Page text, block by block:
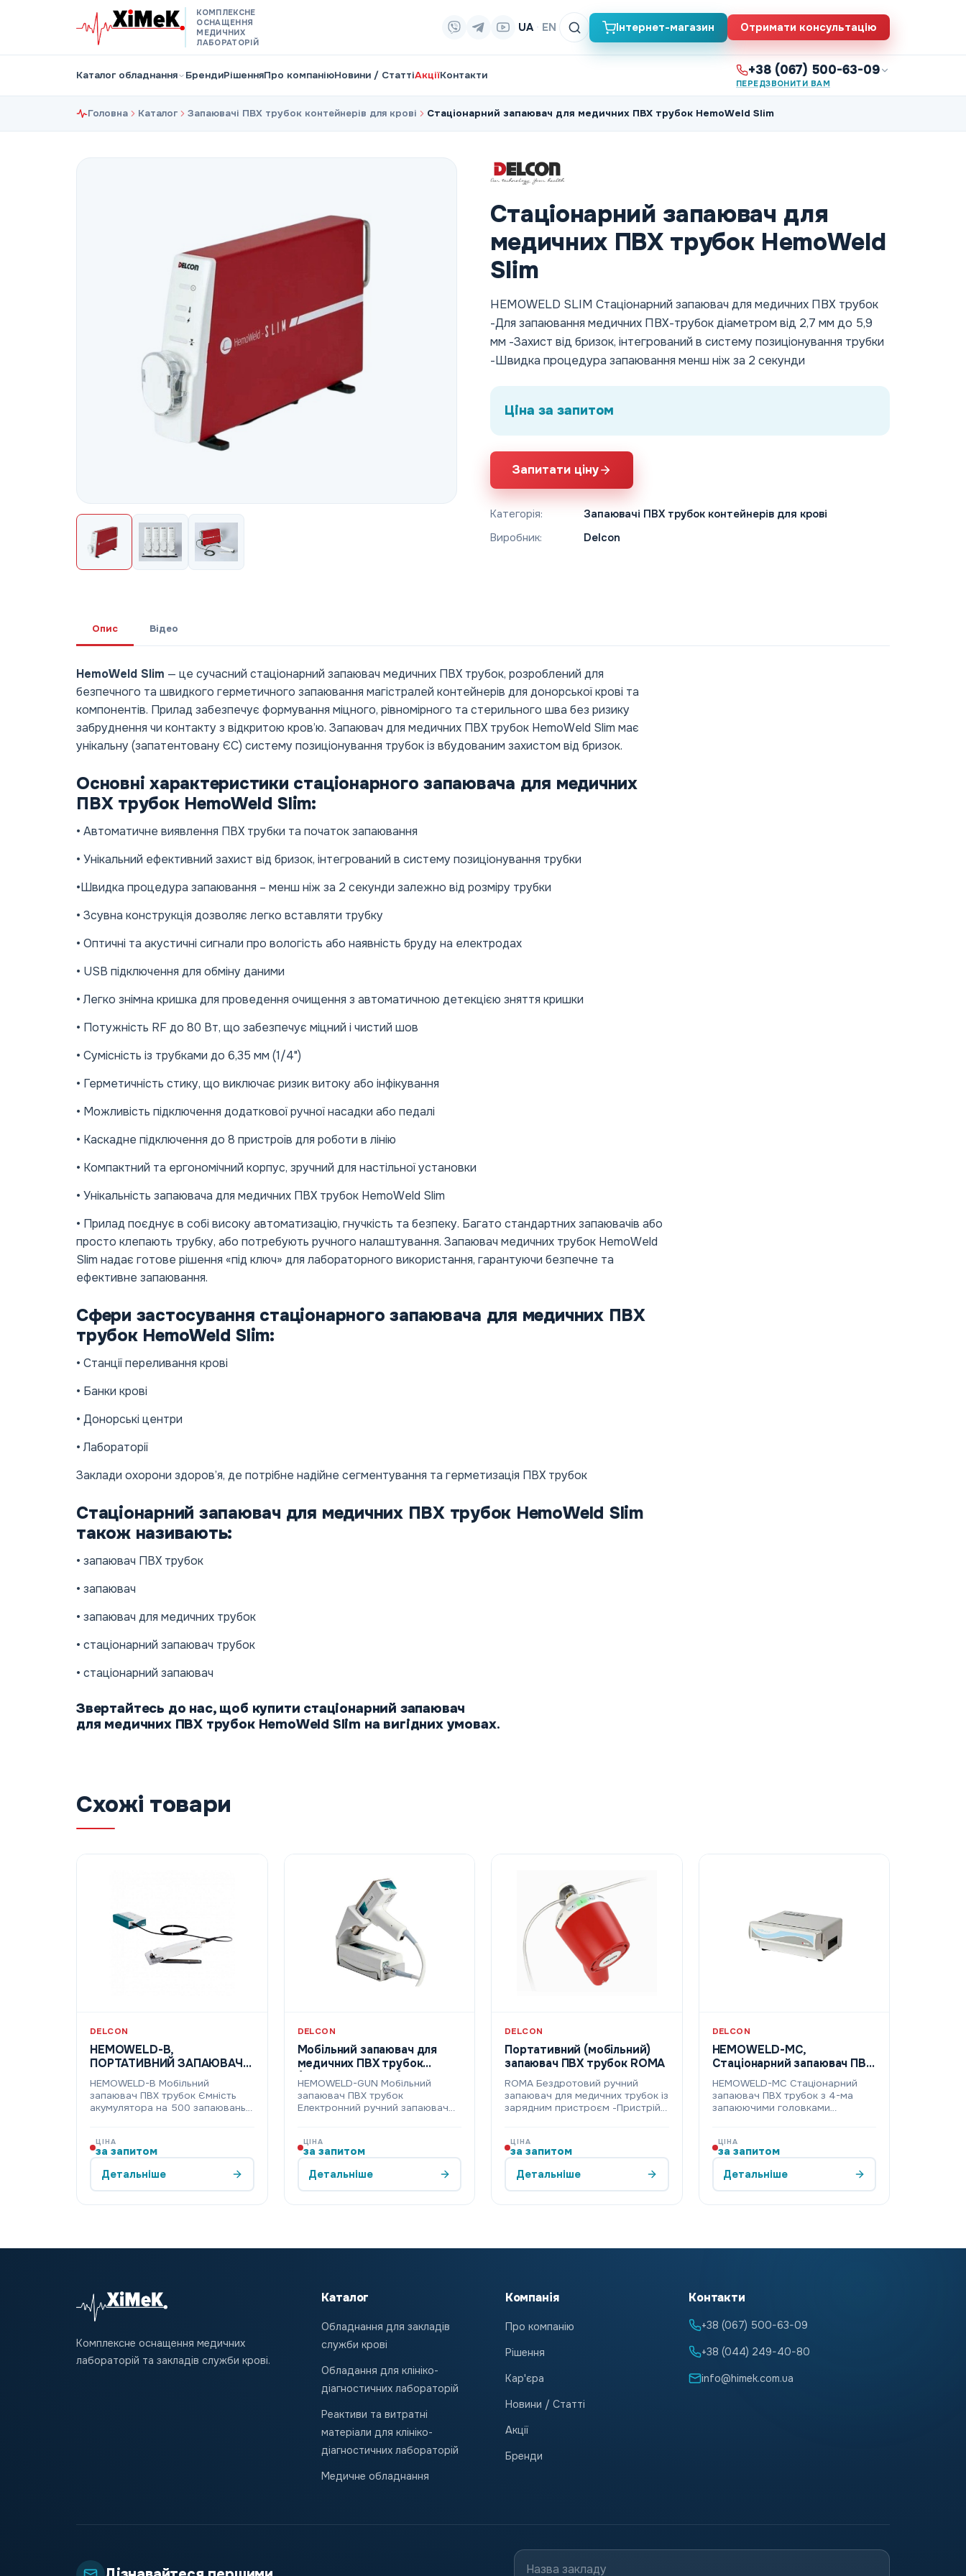
КОМПЛЕКСНЕ
ОСНАЩЕННЯ
МЕДИЧНИХ
ЛАБОРАТОРІЙ
UA · EN Інтернет-магазин Отримати консультацію
Каталог обладнання БрендиРішенняПро компаніюНовини / СтаттіАкціїКонтакти +38 (067) 500-63-09
ПЕРЕДЗВОНИТИ ВАМ
Головна Каталог Запаювачі ПВХ трубок контейнерів для крові Стаціонарний запаювач для медичних ПВХ трубок HemoWeld Slim
Стаціонарний запаювач для
медичних ПВХ трубок HemoWeld
Slim
HEMOWELD SLIM Стаціонарний запаювач для медичних ПВХ трубок
-Для запаювання медичних ПВХ-трубок діаметром від 2,7 мм до 5,9
мм -Захист від бризок, інтегрований в систему позиціонування трубки
-Швидка процедура запаювання менш ніж за 2 секунди
Ціна за запитом
Запитати ціну
Категорія:
Запаювачі ПВХ трубок контейнерів для крові
Виробник:
Delcon
Опис Відео
HemoWeld Slim — це сучасний стаціонарний запаювач медичних ПВХ трубок, розроблений для
безпечного та швидкого герметичного запаювання магістралей контейнерів для донорської крові та
компонентів. Прилад забезпечує формування міцного, рівномірного та стерильного шва без ризику
забруднення чи контакту з відкритою кров’ю. Запаювач для медичних ПВХ трубок HemoWeld Slim має
унікальну (запатентовану ЄС) систему позиціонування трубок із вбудованим захистом від бризок.
Основні характеристики cтаціонарного запаювача для медичних
ПВХ трубок HemoWeld Slim:
• Автоматичне виявлення ПВХ трубки та початок запаювання
• Унікальний ефективний захист від бризок, інтегрований в систему позиціонування трубки
•Швидка процедура запаювання – менш ніж за 2 секунди залежно від розміру трубки
• Зсувна конструкція дозволяє легко вставляти трубку
• Оптичні та акустичні сигнали про вологість або наявність бруду на електродах
• USB підключення для обміну даними
• Легко знімна кришка для проведення очищення з автоматичною детекцією зняття кришки
• Потужність RF до 80 Вт, що забезпечує міцний і чистий шов
• Сумісність із трубками до 6,35 мм (1/4")
• Герметичність стику, що виключає ризик витоку або інфікування
• Можливість підключення додаткової ручної насадки або педалі
• Каскадне підключення до 8 пристроїв для роботи в лінію
• Компактний та ергономічний корпус, зручний для настільної установки
• Унікальність запаювача для медичних ПВХ трубок HemoWeld Slim
• Прилад поєднує в собі високу автоматизацію, гнучкість та безпеку. Багато стандартних запаювачів або
просто клепають трубку, або потребують ручного налаштування. Запаювач медичних трубок HemoWeld
Slim надає готове рішення «під ключ» для лабораторного використання, гарантуючи безпечне та
ефективне запаювання.
Сфери застосування стаціонарного запаювача для медичних ПВХ
трубок HemoWeld Slim:
• Станції переливання крові
• Банки крові
• Донорські центри
• Лабораторії
Заклади охорони здоров’я, де потрібне надійне сегментування та герметизація ПВХ трубок
Стаціонарний запаювач для медичних ПВХ трубок HemoWeld Slim
також називають:
• запаювач ПВХ трубок
• запаювач
• запаювач для медичних трубок
• стаціонарний запаювач трубок
• стаціонарний запаювач
Звертайтесь до нас, щоб купити стаціонарний запаювач
для медичних ПВХ трубок HemoWeld Slim на вигідних умовах.
Схожі товари
DELCON
HEMOWELD-B,
ПОРТАТИВНИЙ ЗАПАЮВАЧ
МЕДИЧНИХ ПВХ ТРУБОК
HEMOWELD-B Мобільний
запаювач ПВХ трубок Ємність
акумулятора на 500 запаювань.
ЦІНА
за запитом
Детальніше
DELCON
Мобільний запаювач для
медичних ПВХ трубок
(HEMOWELD-GUN)
HEMOWELD-GUN Мобільний
запаювач ПВХ трубок
Електронний ручний запаювач
ЦІНА
за запитом
Детальніше
DELCON
Портативний (мобільний)
запаювач ПВХ трубок ROMA
ROMA Бездротовий ручний
запаювач для медичних трубок із
зарядним пристроєм -Пристрій
ЦІНА
за запитом
Детальніше
DELCON
HEMOWELD-MC,
Стаціонарний запаювач ПВХ
трубок
HEMOWELD-MC Стаціонарний
запаювач ПВХ трубок з 4-ма
запаюючими головками
ЦІНА
за запитом
Детальніше
Комплексне оснащення медичних
лабораторій та закладів служби крові.
Каталог
Обладнання для закладів
служби крові
Обладання для клініко-
діагностичних лабораторій
Реактиви та витратні
матеріали для клініко-
діагностичних лабораторій
Медичне обладнання
Компанія
Про компанію
Рішення
Кар'єра
Новини / Статті
Акції
Бренди
Контакти
+38 (067) 500-63-09
+38 (044) 249-40-80
info@himek.com.ua